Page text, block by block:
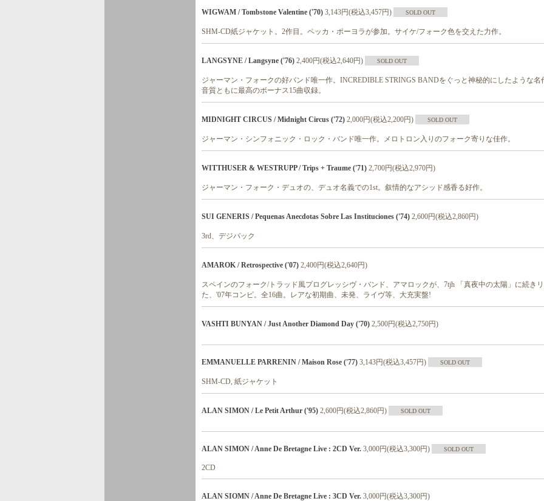
WIGWAM / Tombstone Valentine ('70) 3,143円(税込3,457円) SOLD OUT
SHM-CD紙ジャケット。2作目。ペッカ・ポーヨラが参加。サイケ/フォーク色を交えた力作。
LANGSYNE / Langsyne ('76) 2,400円(税込2,640円) SOLD OUT
ジャーマン・フォークの好バンド唯一作。INCREDIBLE STRINGS BANDをぐっと神秘的にしたような名
音質ともに最高のボーナス15曲収録。
MIDNIGHT CIRCUS / Midnight Circus ('72) 2,000円(税込2,200円) SOLD OUT
ジャーマン・シンフォニック・ロック・バンド唯一作。メロトロン入りのフォーク寄りな佳作。
WITTHUSER & WESTRUPP / Trips + Traume ('71) 2,700円(税込2,970円)
ジャーマン・フォーク・デュオの、デュオ名義での1st。叙情的なアシッド感香る好作。
SUI GENERIS / Pequenas Anecdotas Sobre Las Instituciones ('74) 2,600円(税込2,860円)
3rd、デジパック
AMAROK / Retrospective ('07) 2,400円(税込2,640円)
スペインのフォーク/トラッド風プログレッシヴ・バンド、アマロックが、7tjh 「真夜中の太陽」に続き
た、'07年コンピ。全16曲。レアな初期曲、未発、ライヴ等、大充実盤!
VASHTI BUNYAN / Just Another Diamond Day ('70) 2,500円(税込2,750円)
EMMANUELLE PARRENIN / Maison Rose ('77) 3,143円(税込3,457円) SOLD OUT
SHM-CD, 紙ジャケット
ALAN SIMON / Le Petit Arthur ('95) 2,600円(税込2,860円) SOLD OUT
ALAN SIMON / Anne De Bretagne Live : 2CD Ver. 3,000円(税込3,300円) SOLD OUT
2CD
ALAN SIOMN / Anne De Bretagne Live : 3CD Ver. 3,000円(税込3,300円)